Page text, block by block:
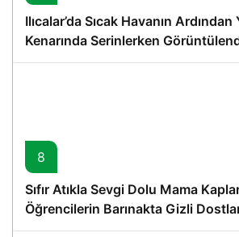
Ilıcalar’da Sıcak Havanın Ardından
Kenarında Serinlerken
8
Sıfır Atıkla Sevgi Dolu Mama
Öğrencilerin Barınakta Gizli
Proje